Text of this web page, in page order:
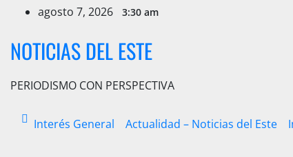
contenido
agosto 7, 2026 3:30 am
NOTICIAS DEL ESTE
PERIODISMO CON PERSPECTIVA
Interés General Actualidad – Noticias del Este